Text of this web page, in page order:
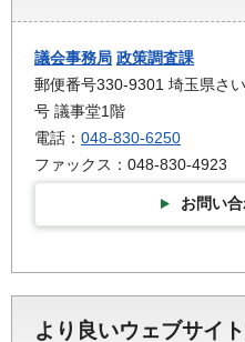
議会事務局 政策調査課
郵便番号330-9301 埼玉県さ
号 議事堂1階
電話： 048-830-6250
ファックス：048-830-4923
お問い
より良いウェブサイ